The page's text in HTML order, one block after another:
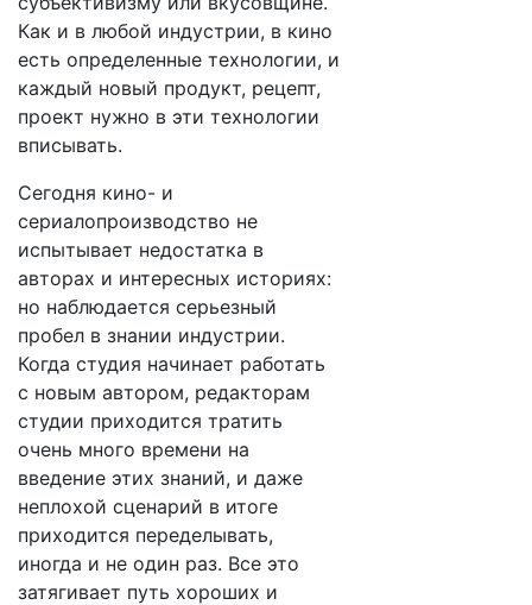
Как и в любой индустрии, в кино
есть определенные технологии, и
каждый новый продукт, рецепт,
проект нужно в эти технологии
вписывать.
Сегодня кино- и
сериалопроизводство не
испытывает недостатка в
авторах и интересных историях:
но наблюдается серьезный
пробел в знании индустрии.
Когда студия начинает работать
с новым автором, редакторам
студии приходится тратить
очень много времени на
введение этих знаний, и даже
неплохой сценарий в итоге
приходится переделывать,
иногда и не один раз. Все это
затягивает путь хороших и